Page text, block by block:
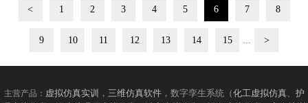
< 1 2 3 4 5 6 7 8
9 10 11 12 13 14 15 ... >
主营产品： 虚拟仿真实训 ， 三维仿真软件，数字孪生系统（化工虚拟仿真、 护